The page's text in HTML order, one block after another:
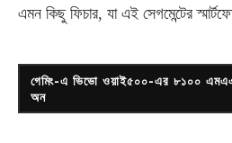
এমন কিছু ফিচার, যা এই সেগমেন্টের
গেমিং-এ ভিভো ওয়াই৫০০-এর ৮১০০
অন